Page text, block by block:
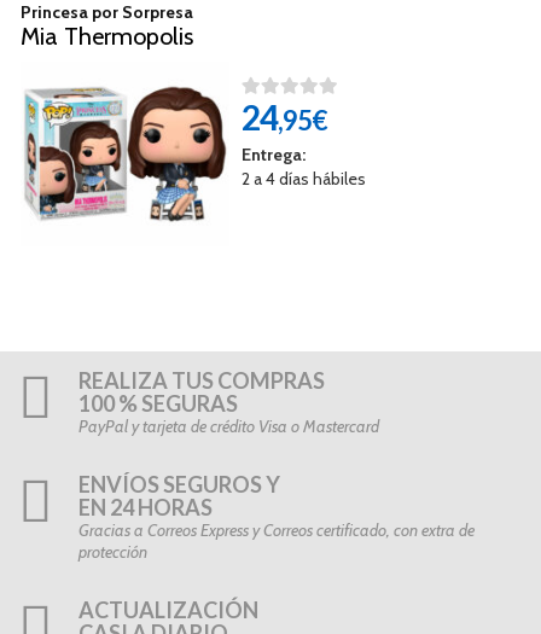
Princesa por Sorpresa
Mia Thermopolis
24,95€
Entrega:
2 a 4 días hábiles
REALIZA TUS COMPRAS
100 % SEGURAS
PayPal y tarjeta de crédito Visa o Mastercard
ENVÍOS SEGUROS Y
EN 24 HORAS
Gracias a Correos Express y Correos certificado, con extra de
protección
ACTUALIZACIÓN